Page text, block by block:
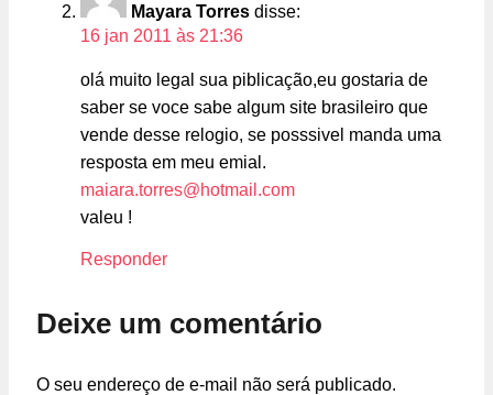
Mayara Torres disse:
16 jan 2011 às 21:36
olá muito legal sua piblicação,eu gostaria de
saber se voce sabe algum site brasileiro que
vende desse relogio, se posssivel manda uma
resposta em meu emial.
maiara.torres@hotmail.com
valeu !
Responder
Deixe um comentário
O seu endereço de e-mail não será publicado.